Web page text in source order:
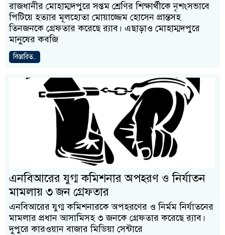
রাজধানীর মোহাম্মদপুরে সপ্তম শ্রেণির শিক্ষার্থীকে নৃশংসভাবে
পিটিয়ে হত্যার মূলহোতা মোয়াজ্জেম হোসেন প্রান্তসহ
তিনজনকে গ্রেফতার করেছে র‍্যাব। এছাড়াও মোহাম্মদপুরে
মানুষের কবজি
বিস্তারিত..
এনবিআরের যুগ্ম কমিশনার অপহরণ ও নির্যাতন
মামলায় ৩ জন গ্রেফতার
এনবিআরের যুগ্ম কমিশনারকে অপহরণের ও নির্মম নির্যাতনের
মামলার প্রধান আসামিসহ ৩ জনকে গ্রেফতার করেছে র‍্যাব।
দুপুরে কারওয়ান বাজার মিডিয়া সেন্টারে